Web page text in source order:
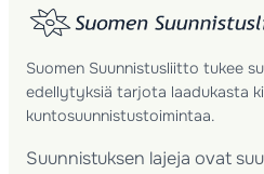
Suomen Suunnistusliitto tukee
edellytyksiä tarjota laadukasta
kuntosuunnistustoimintaa.
Suunnistuksen lajeja ovat